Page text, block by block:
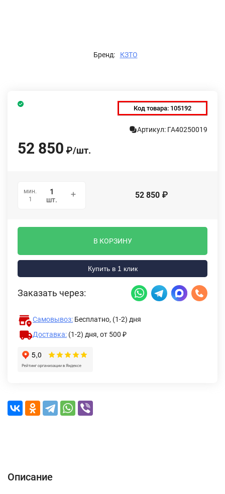
Бренд: КЗТО
Код товара: 105192
Артикул: ГА40250019
52 850 ₽/шт.
мин.
1
шт. 52 850 ₽
В КОРЗИНУ
Купить в 1 клик
Заказать через:
Самовывоз: Бесплатно, (1-2) дня
Доставка: (1-2) дня, от 500 ₽
Описание